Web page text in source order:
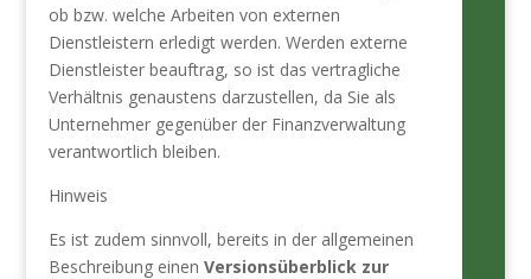
ob bzw. welche Arbeiten von externen
Dienstleistern erledigt werden. Werden externe
Dienstleister beauftrag, so ist das vertragliche
Verhältnis genaustens darzustellen, da Sie als
Unternehmer gegenüber der Finanzverwaltung
verantwortlich bleiben.
Hinweis
Es ist zudem sinnvoll, bereits in der allgemeinen
Beschreibung einen Versionsüberblick zur